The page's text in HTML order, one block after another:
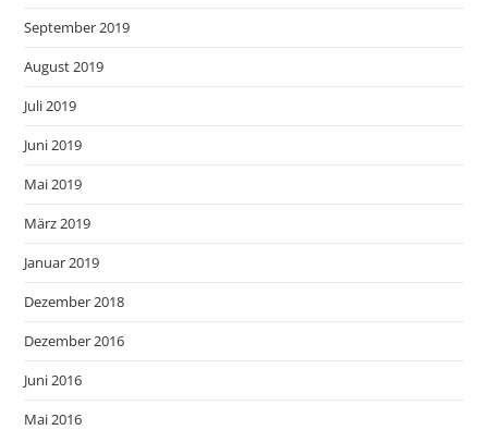
September 2019
August 2019
Juli 2019
Juni 2019
Mai 2019
März 2019
Januar 2019
Dezember 2018
Dezember 2016
Juni 2016
Mai 2016